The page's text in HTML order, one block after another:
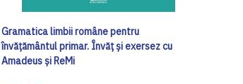
Gramatica limbii române pentru
învățământul primar. Învăț și exersez cu
Amadeus și ReMi